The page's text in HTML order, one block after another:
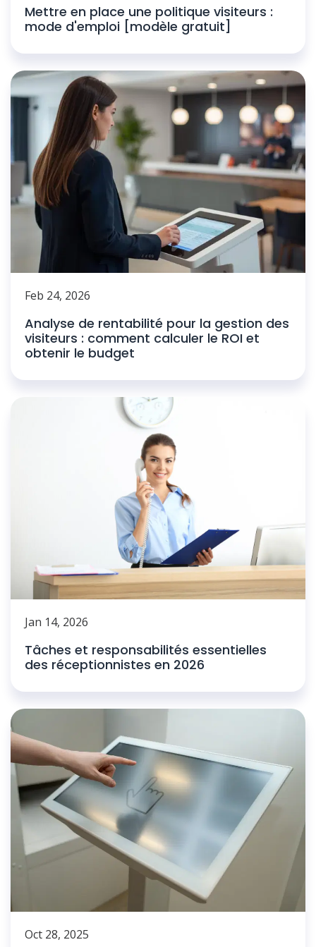
Mettre en place une politique visiteurs :
mode d'emploi [modèle gratuit]
Feb 24, 2026
Analyse de rentabilité pour la gestion des
visiteurs : comment calculer le ROI et
obtenir le budget
Jan 14, 2026
Tâches et responsabilités essentielles
des réceptionnistes en 2026
Oct 28, 2025